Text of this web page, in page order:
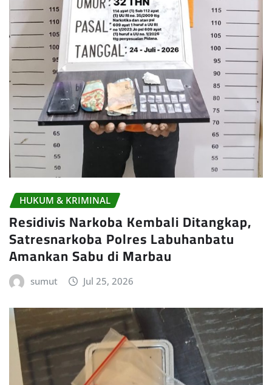
HUKUM & KRIMINAL
Residivis Narkoba Kembali Ditangkap,
Satresnarkoba Polres Labuhanbatu
Amankan Sabu di Marbau
sumut Jul 25, 2026